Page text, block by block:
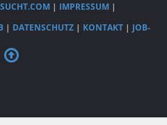
| IMPRESSUM |
| DATENSCHUTZ | KONTAKT | JOB-